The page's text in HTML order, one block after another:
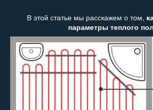
В этой статье мы расскажем о том,
параметры теплого